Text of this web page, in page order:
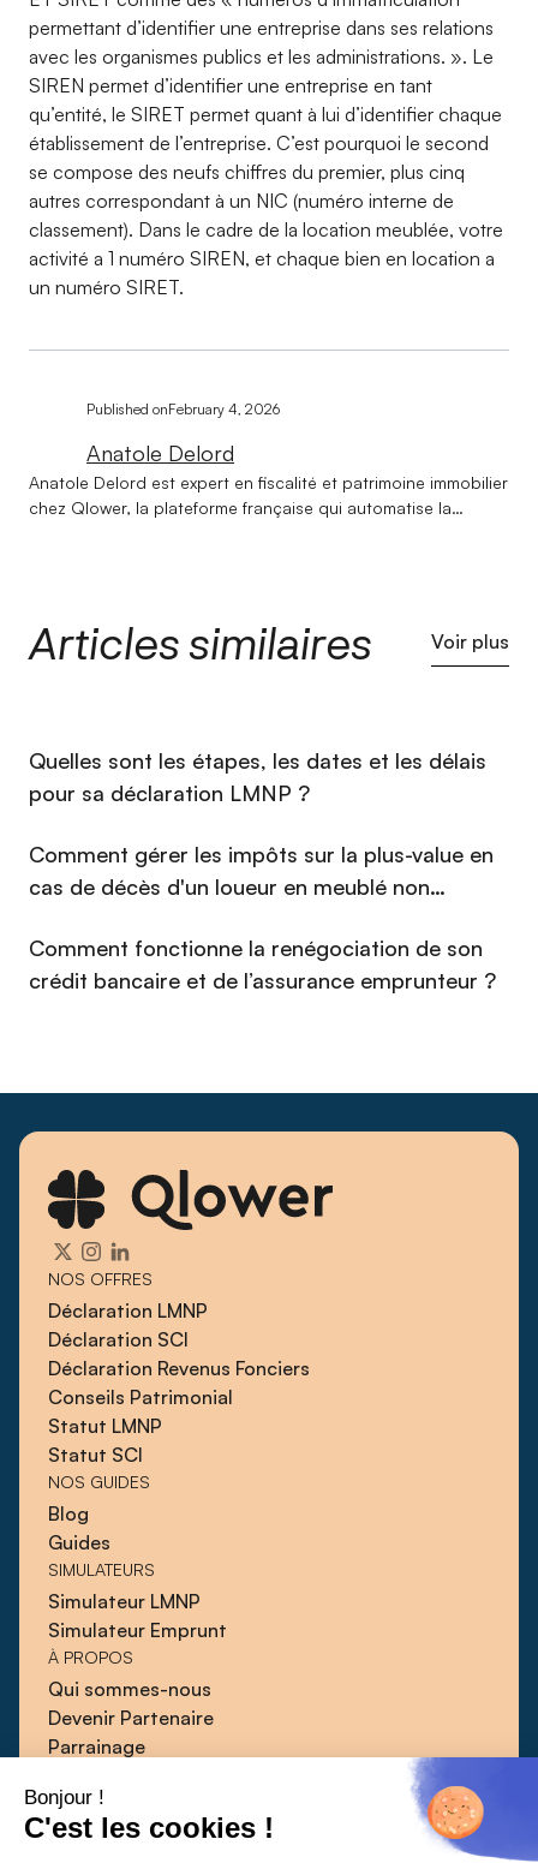
Bonjour !
C'est les cookies !
permettant d’identifier une entreprise dans ses relations
avec les organismes publics et les administrations. ». Le
SIREN permet d’identifier une entreprise en tant
qu’entité, le SIRET permet quant à lui d’identifier chaque
établissement de l’entreprise. C’est pourquoi le second
se compose des neufs chiffres du premier, plus cinq
autres correspondant à un NIC (numéro interne de
classement). Dans le cadre de la location meublée, votre
activité a 1 numéro SIREN, et chaque bien en location a
un numéro SIRET.
Published onFebruary 4, 2026
Anatole Delord
Anatole Delord est expert en fiscalité et patrimoine immobilier
chez Qlower, la plateforme française qui automatise la
problématiques fiscales et patrimoniales. Au cœur de son
expertise : aider chaque investisseur à choisir la structure de
pédagogique, il transforme des questions réputées
complexes en décisions claires et éclairées. Depuis les
débuts de Qlower, il s'est imposé comme un interlocuteur de
piloter leur immobilier avec la même exigence qu'un
investisseur professionnel.
Articles similaires Voir plus
⁠Quelles sont les étapes, les dates et les délais
pour sa déclaration LMNP ?
Comment gérer les impôts sur la plus-value en
cas de décès d'un loueur en meublé non
Comment fonctionne la renégociation de son
crédit bancaire et de l’assurance emprunteur ?
NOS OFFRES
Déclaration LMNP
Déclaration SCI
Déclaration Revenus Fonciers
Conseils Patrimonial
Statut LMNP
Statut SCI
NOS GUIDES
Blog
Guides
SIMULATEURS
Simulateur LMNP
Simulateur Emprunt
À PROPOS
Qui sommes-nous
Devenir Partenaire
Parrainage
Guides
Presse